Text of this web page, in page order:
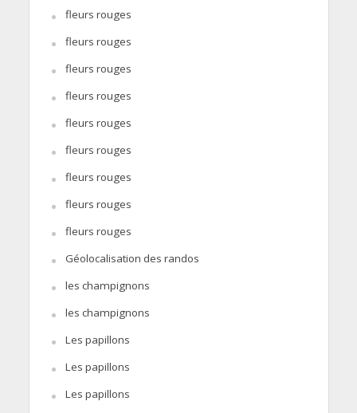
fleurs rouges
fleurs rouges
fleurs rouges
fleurs rouges
fleurs rouges
fleurs rouges
fleurs rouges
fleurs rouges
fleurs rouges
Géolocalisation des randos
les champignons
les champignons
Les papillons
Les papillons
Les papillons